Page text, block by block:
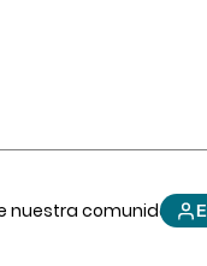
nuestra comunidad